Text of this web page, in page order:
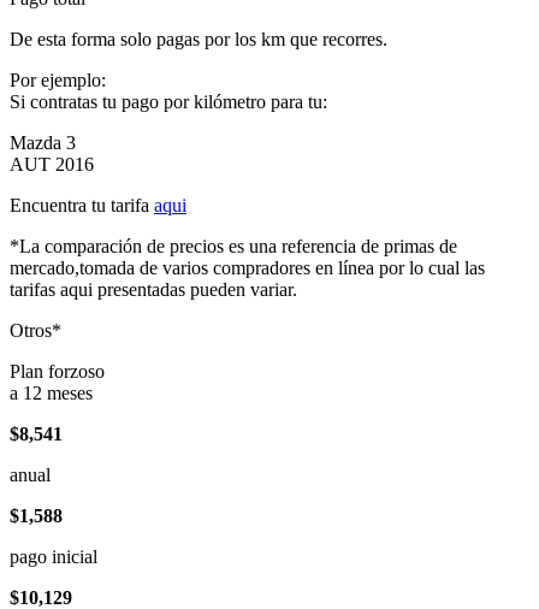
De esta forma solo pagas por los km que recorres.
Por ejemplo:
Si contratas tu pago por kilómetro para tu:
Mazda 3
AUT 2016
Encuentra tu tarifa aqui
*La comparación de precios es una referencia de primas de
mercado,tomada de varios compradores en línea por lo cual las
tarifas aqui presentadas pueden variar.
Otros*
Plan forzoso
a 12 meses
$8,541
anual
$1,588
pago inicial
$10,129